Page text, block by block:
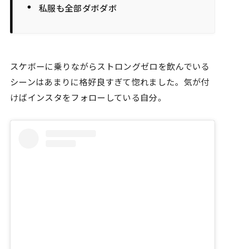
私服も全部ダボダボ
スケボーに乗りながらストロングゼロを飲んでいる
シーンはあまりに格好良すぎて惚れました。気が付
けばインスタをフォローしている自分。